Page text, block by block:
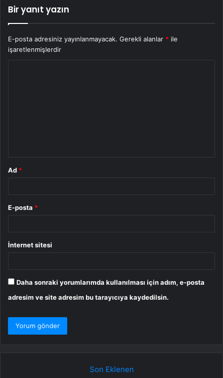
Bir yanıt yazın
E-posta adresiniz yayınlanmayacak. Gerekli alanlar * ile
işaretlenmişlerdir
Ad *
E-posta *
İnternet sitesi
Daha sonraki yorumlarımda kullanılması için adım, e-posta
adresim ve site adresim bu tarayıcıya kaydedilsin.
Son Eklenen